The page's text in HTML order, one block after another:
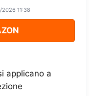
11:38
applicano a